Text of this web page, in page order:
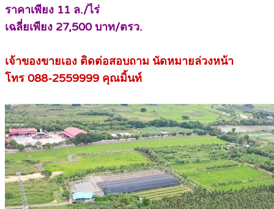
ราคาเพียง 11 ล./ไร่
เฉลี่ยเพียง 27,500 บาท/ตรว.
เจ้าของขายเอง ติดต่อสอบถาม นัดหมายล่วงหน้า
โทร 088-2559999 คุณมิ้นท์